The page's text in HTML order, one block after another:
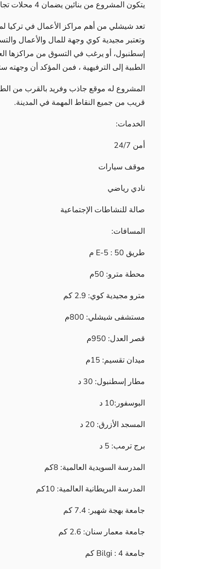
يتكون المشروع من بنائين يضمان 4 محلات تجارية و 200 وحدة سكنية بنماذج 1+1 و 1+2 .
تعد شيشلي من أهم مراكز الأعمال في تركيا
وتعتبر مجيدية كوي وجهة للمال والأعمال
إسطنبول، أو يرغب في التسوق من مراكزها
الطبية إلى الترفيهية ، فمن المؤكد أن
قريب من جميع النقاط المهمة في المدينة.
الخدمات:
أمن 24/7
موقف سيارات
نادي رياضي
صالة للنشاطات الإجتماعية
المسافات:
طريق E-5 : 50 م
محطة مترو: 50م
مترو مجيدية كوي: 2.9 كم
مستشفى شيشلي: 800م
قصر العدل: 950م
ميدان تقسيم: 15م
مطار إسطنبول: 30 د
البوسفور:10 د
المسجد الأزرق: 20 د
برج ترمب: 5 د
المدرسة السويدية العالمية: 8كم
المدرسة البريطانية العالمية: 10كم
جامعة بهجة شهير: 7.4 كم
جامعة معمار سنان: 2.6 كم
جامعة Bilgi : 4 كم